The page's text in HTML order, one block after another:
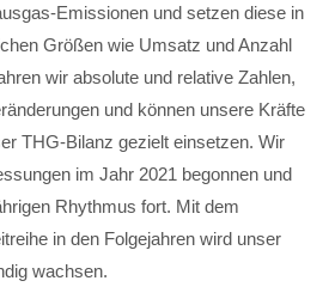
Emissionen und setzen diese in
Größen wie Umsatz und Anzahl
wir absolute und relative Zahlen,
und können unsere Kräfte
THG-Bilanz gezielt einsetzen. Wir
im Jahr 2021 begonnen und
Rhythmus fort. Mit dem
in den Folgejahren wird unser
wachsen.